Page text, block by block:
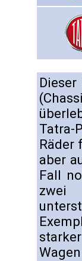
Tatra-
Räder
aber
Fall
zwei